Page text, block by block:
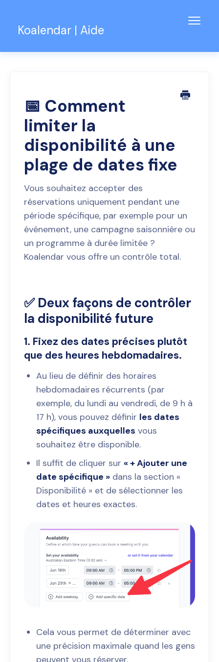
Koalendar | Aide
Contact
📅 Comment
limiter la
disponibilité à une
plage de dates fixe
Vous souhaitez accepter des
réservations uniquement pendant une
période spécifique, par exemple pour un
événement, une campagne saisonnière ou
un programme à durée limitée ?
Koalendar vous offre un contrôle total.
✅ Deux façons de contrôler
la disponibilité future
1. Fixez des dates précises plutôt
que des heures hebdomadaires.
Au lieu de définir des horaires
hebdomadaires récurrents (par
exemple, du lundi au vendredi, de 9 h à
17 h), vous pouvez définir les dates
spécifiques auxquelles vous
souhaitez être disponible.
Il suffit de cliquer sur « + Ajouter une
date spécifique » dans la section «
Disponibilité » et de sélectionner les
dates et heures exactes.
Cela vous permet de déterminer avec
une précision maximale quand les gens
peuvent vous réserver.